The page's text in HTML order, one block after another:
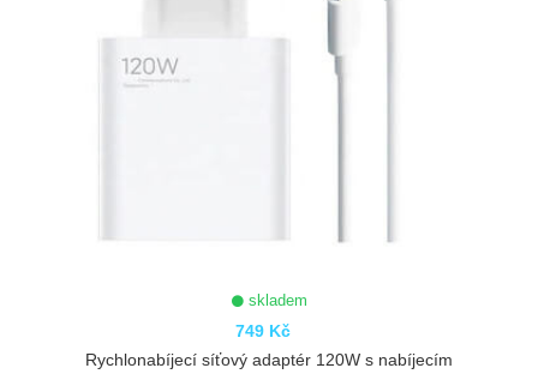
skladem
749 Kč
Rychlonabíjecí síťový adaptér 120W s nabíjecím